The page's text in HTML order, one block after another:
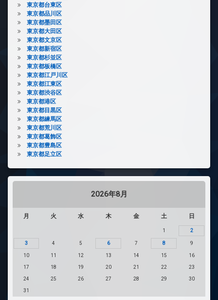
東京都台東区
東京都品川区
東京都墨田区
東京都大田区
東京都文京区
東京都新宿区
東京都杉並区
東京都板橋区
東京都江戸川区
東京都江東区
東京都渋谷区
東京都港区
東京都目黒区
東京都練馬区
東京都荒川区
東京都葛飾区
東京都豊島区
東京都足立区
2026年8月
月 火 水 木 金 土 日
1 2
3 4 5 6 7 8 9
10 11 12 13 14 15 16
17 18 19 20 21 22 23
24 25 26 27 28 29 30
31